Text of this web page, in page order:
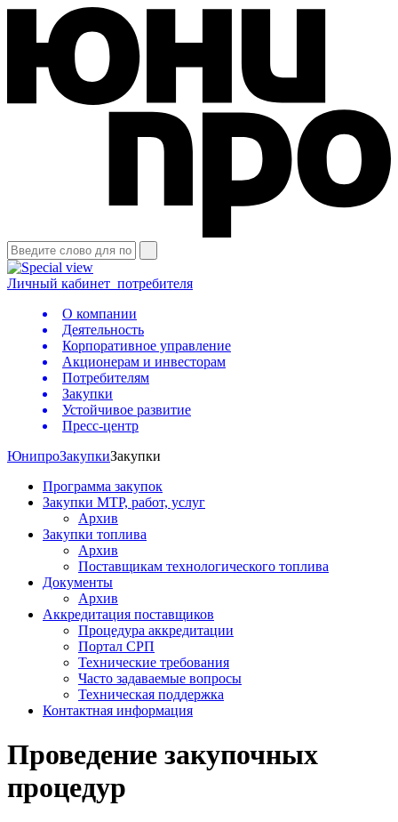
Личный кабинет потребителя
О компании
Деятельность
Корпоративное управление
Акционерам и инвесторам
Потребителям
Закупки
Устойчивое развитие
Пресс-центр
ЮнипроЗакупкиЗакупки
Программа закупок
Закупки МТР, работ, услуг
Архив
Закупки топлива
Архив
Поставщикам технологического топлива
Документы
Архив
Аккредитация поставщиков
Процедура аккредитации
Портал СРП
Технические требования
Часто задаваемые вопросы
Техническая поддержка
Контактная информация
Проведение закупочных
процедур